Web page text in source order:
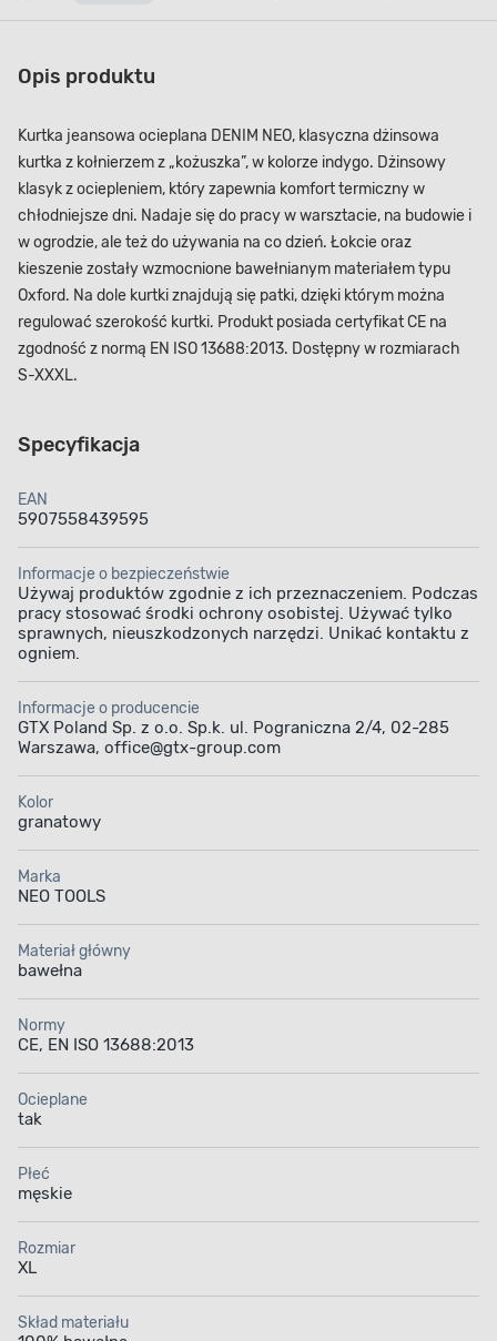
Opis produktu
Kurtka jeansowa ocieplana DENIM NEO, klasyczna dżinsowa
kurtka z kołnierzem z „kożuszka”, w kolorze indygo. Dżinsowy
klasyk z ociepleniem, który zapewnia komfort termiczny w
chłodniejsze dni. Nadaje się do pracy w warsztacie, na budowie i
w ogrodzie, ale też do używania na co dzień. Łokcie oraz
kieszenie zostały wzmocnione bawełnianym materiałem typu
Oxford. Na dole kurtki znajdują się patki, dzięki którym można
regulować szerokość kurtki. Produkt posiada certyfikat CE na
zgodność z normą EN ISO 13688:2013. Dostępny w rozmiarach
S-XXXL.
Specyfikacja
EAN
5907558439595
Informacje o bezpieczeństwie
Używaj produktów zgodnie z ich przeznaczeniem. Podczas
pracy stosować środki ochrony osobistej. Używać tylko
sprawnych, nieuszkodzonych narzędzi. Unikać kontaktu z
ogniem.
Informacje o producencie
GTX Poland Sp. z o.o. Sp.k. ul. Pograniczna 2/4, 02-285
Warszawa, office@gtx-group.com
Kolor
granatowy
Marka
NEO TOOLS
Materiał główny
bawełna
Normy
CE, EN ISO 13688:2013
Ocieplane
tak
Płeć
męskie
Rozmiar
XL
Skład materiału